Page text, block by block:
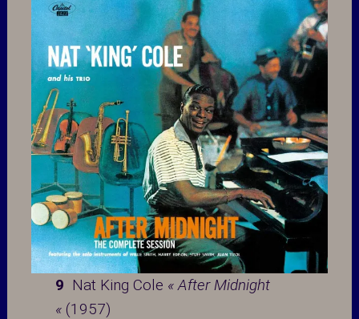
9 Nat King Cole « After Midnight
«(1957)